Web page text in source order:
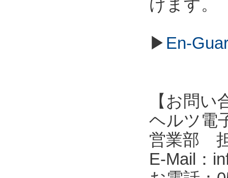
けます。
▶ En-
【お問い
ヘルツ電
営業部
E-Mail：